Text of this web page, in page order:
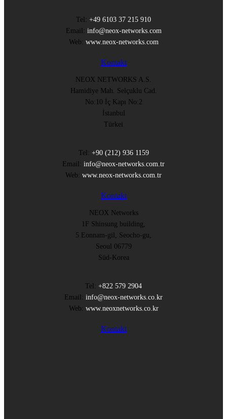
Tel: +49 6103 37 215 910
Email: info@neox-networks.com
Web: www.neox-networks.com
Kontakt
NEOX NETWORKS A.S.
Hamidiye Mah. Selçuklu Cad.
No:10 İç Kapı No:2
İstanbul
Türkei
Tel: +90 (212) 936 1159
Email: info@neox-networks.com.tr
Web: www.neox-networks.com.tr
Kontakt
NEOX Networks
1F Shinsung building,
5 Eonnam-gil, Seocho-gu,
Seoul 06779
Süd-Korea
Tel: +822 579 2904
Email: info@neox-networks.co.kr
Web: www.neoxnetworks.co.kr
Kontakt